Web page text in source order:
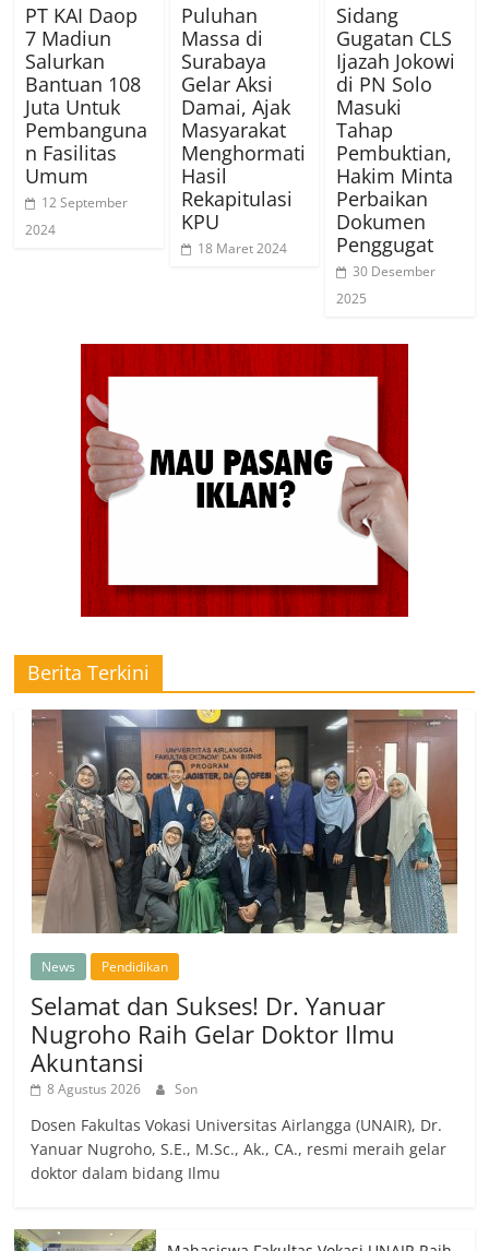
PT KAI Daop
7 Madiun
Salurkan
Bantuan 108
Juta Untuk
Pembanguna
n Fasilitas
Umum
12 September
2024
Puluhan
Massa di
Surabaya
Gelar Aksi
Damai, Ajak
Masyarakat
Menghormati
Hasil
Rekapitulasi
KPU
18 Maret 2024
Sidang
Gugatan CLS
Ijazah Jokowi
di PN Solo
Masuki
Tahap
Pembuktian,
Hakim Minta
Perbaikan
Dokumen
Penggugat
30 Desember
2025
Berita Terkini
News Pendidikan
Selamat dan Sukses! Dr. Yanuar
Nugroho Raih Gelar Doktor Ilmu
Akuntansi
8 Agustus 2026 Son
Dosen Fakultas Vokasi Universitas Airlangga (UNAIR), Dr.
Yanuar Nugroho, S.E., M.Sc., Ak., CA., resmi meraih gelar
doktor dalam bidang Ilmu